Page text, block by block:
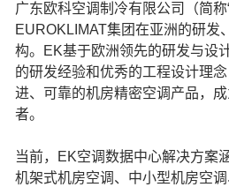
广东欧科空调制冷有限公司（简称
EUROKLIMAT集团在亚洲的研发
构。EK基于欧洲领先的研发与设
的研发经验和优秀的工程设计理
进、可靠的机房精密空调产品，
者。
当前，EK空调数据中心解决方案
机架式机房空调、中小型机房空